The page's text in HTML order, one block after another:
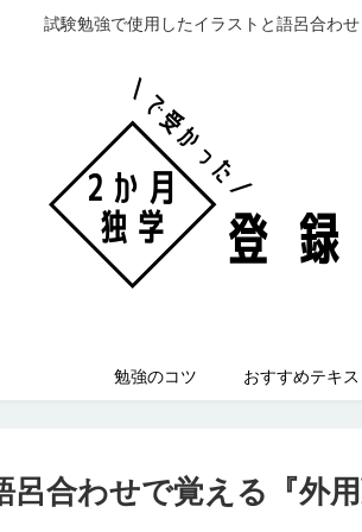
試験勉強で使用したイラストと語呂合わ
勉強のコツ おすすめテキ
呂合わせで覚える『外